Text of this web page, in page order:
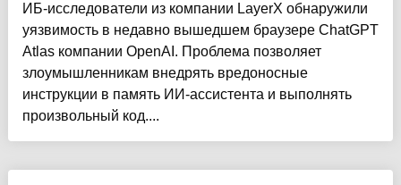
ИБ-исследователи из компании LayerX обнаружили
уязвимость в недавно вышедшем браузере ChatGPT
Atlas компании OpenAI. Проблема позволяет
злоумышленникам внедрять вредоносные
инструкции в память ИИ-ассистента и выполнять
произвольный код....